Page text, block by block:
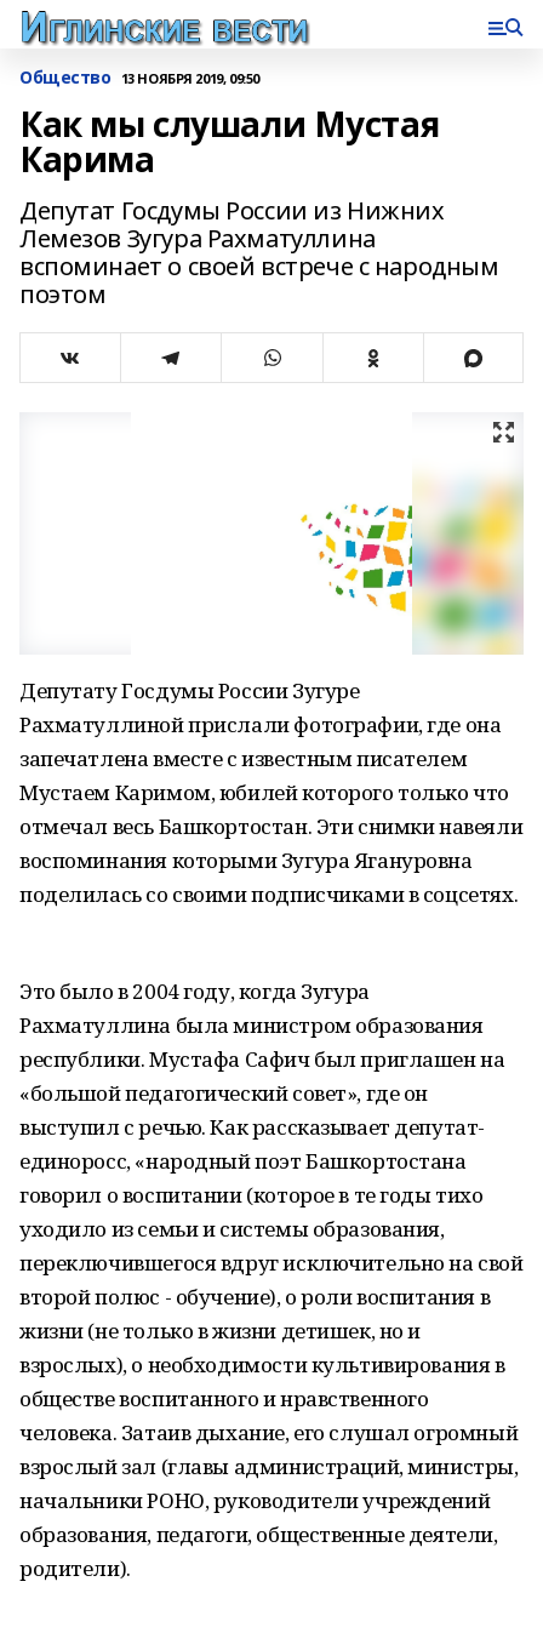
Общество 13 НОЯБРЯ 2019, 09:50
Как мы слушали Мустая
Карима
Депутат Госдумы России из Нижних
Лемезов Зугура Рахматуллина
вспоминает о своей встрече с народным
поэтом
Депутату Госдумы России Зугуре
Рахматуллиной прислали фотографии, где она
запечатлена вместе с известным писателем
Мустаем Каримом, юбилей которого только что
отмечал весь Башкортостан. Эти снимки навеяли
воспоминания которыми Зугура Ягануровна
поделилась со своими подписчиками в соцсетях.
Это было в 2004 году, когда Зугура
Рахматуллина была министром образования
республики. Мустафа Сафич был приглашен на
«большой педагогический совет», где он
выступил с речью. Как рассказывает депутат-
единоросс, «народный поэт Башкортостана
говорил о воспитании (которое в те годы тихо
уходило из семьи и системы образования,
переключившегося вдруг исключительно на свой
второй полюс - обучение), о роли воспитания в
жизни (не только в жизни детишек, но и
взрослых), о необходимости культивирования в
обществе воспитанного и нравственного
человека. Затаив дыхание, его слушал огромный
взрослый зал (главы администраций, министры,
начальники РОНО, руководители учреждений
образования, педагоги, общественные деятели,
родители).